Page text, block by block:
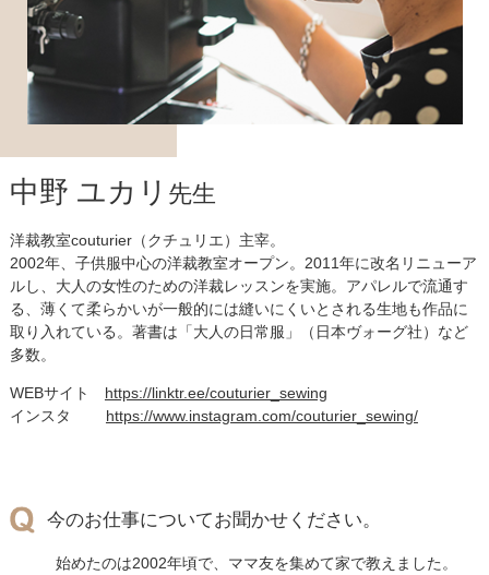
中野 ユカリ 先生
洋裁教室couturier（クチュリエ）主宰。
2002年、子供服中心の洋裁教室オープン。2011年に改名リニューア
ルし、大人の女性のための洋裁レッスンを実施。アパレルで流通す
る、薄くて柔らかいが一般的には縫いにくいとされる生地も作品に
取り入れている。著書は「大人の日常服」（日本ヴォーグ社）など
多数。
WEBサイト https://linktr.ee/couturier_sewing
インスタ https://www.instagram.com/couturier_sewing/
今のお仕事についてお聞かせください。
始めたのは2002年頃で、ママ友を集めて家で教えました。